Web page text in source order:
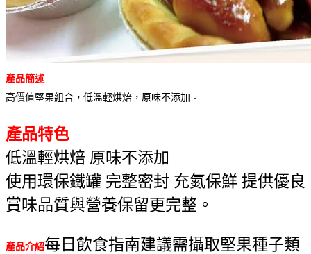
產品簡述
高價值堅果組合，低溫輕烘焙，原味不添加。
產品特色
低溫輕烘焙 原味不添加
使用環保鐵罐 完整密封 充氮保鮮 提供優良
賞味品質與營養保留更完整。
產品介紹每日飲食指南建議需攝取堅果種子類